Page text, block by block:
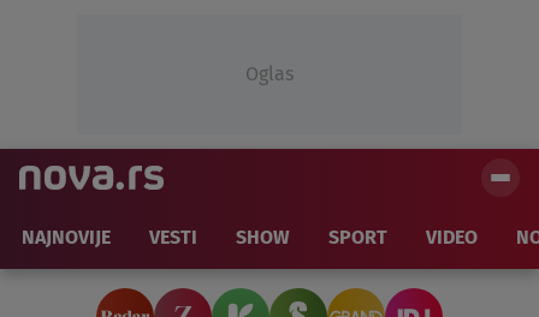
Oglas
NAJNOVIJE VESTI SHOW SPORT VIDEO